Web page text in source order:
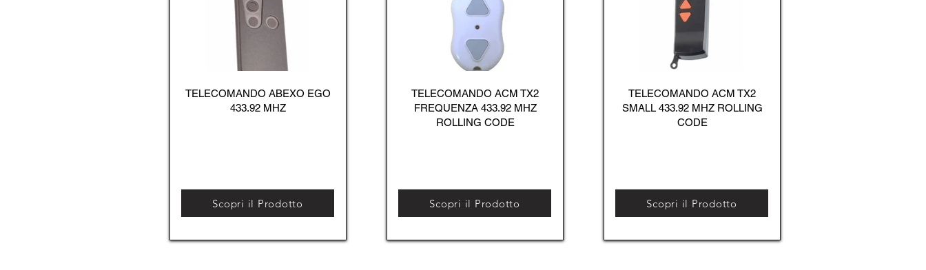
TELECOMANDO ABEXO EGO
433.92 MHZ
Scopri il Prodotto
TELECOMANDO ACM TX2
FREQUENZA 433.92 MHZ
ROLLING CODE
Scopri il Prodotto
TELECOMANDO ACM TX2
SMALL 433.92 MHZ ROLLING
CODE
Scopri il Prodotto